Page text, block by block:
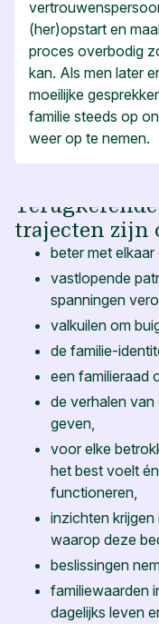
(her)opstart en
proces overbodig
kan. Als men later
moeilijke
familie steeds op
weer op te nemen.
trajecten zijn
beter met
vastlopende
spanningen
valkuilen om
de familie-
een familieraad
de verhalen van
geven,
voor elke
het best voelt
functioneren,
inzichten
waarop deze
beslissingen
familiewaarden
dagelijks leven